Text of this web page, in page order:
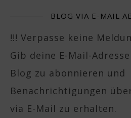
BLOG VIA E-MAIL
!!! Verpasse keine
Gib deine E-Mail-
Blog zu abonnieren und
Benachrichtigungen
via E-Mail zu erhalten.